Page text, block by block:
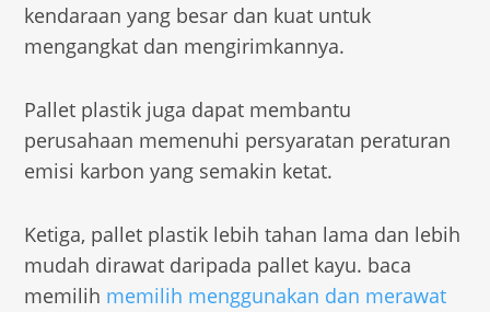
kendaraan yang besar dan kuat untuk
mengangkat dan mengirimkannya.
Pallet plastik juga dapat membantu
perusahaan memenuhi persyaratan peraturan
emisi karbon yang semakin ketat.
Ketiga, pallet plastik lebih tahan lama dan lebih
mudah dirawat daripada pallet kayu. baca
memilih memilih menggunakan dan merawat